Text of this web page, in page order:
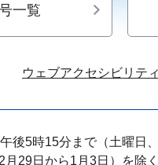
一覧
ウェブアクセシビリテ
後5時15分まで （土曜日
月29日から1月3日）を除く